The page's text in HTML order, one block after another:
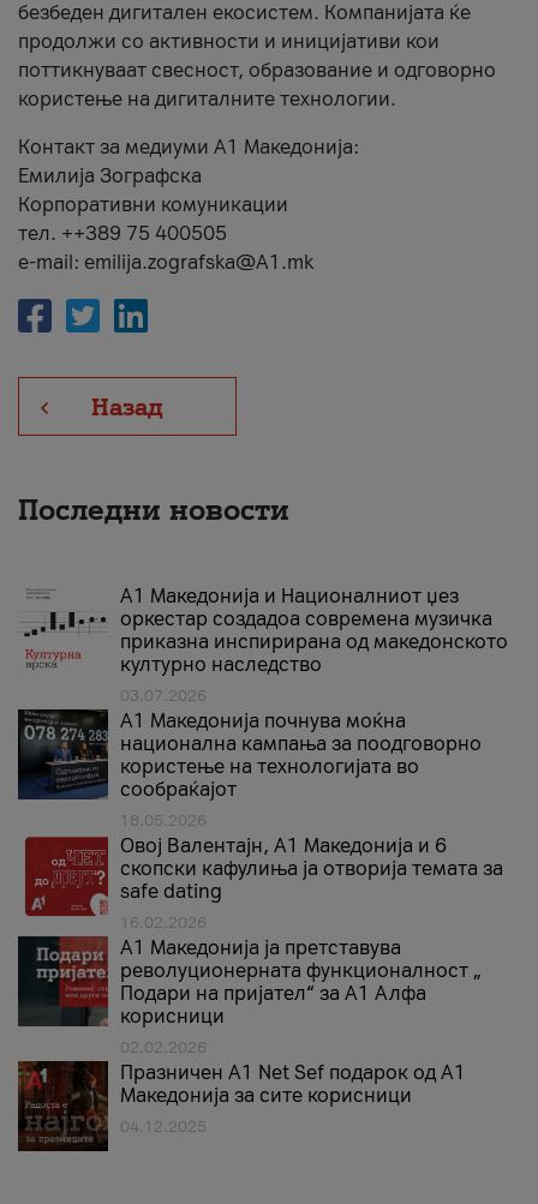
безбеден дигитален екосистем. Компанијата ќе
продолжи со активности и иницијативи кои
поттикнуваат свесност, образование и одговорно
користење на дигиталните технологии.
Контакт за медиуми А1 Македонија:
Емилија Зографска
Корпоративни комуникации
тел. ++389 75 400505
e-mail: emilija.zografska@A1.mk
Назад
Последни новости
А1 Македонија и Националниот џез
оркестар создадоа современа музичка
приказна инспирирана од македонското
културно наследство
03.07.2026
A1 Македонија почнува моќна
национална кампања за поодговорно
користење на технологијата во
сообраќајот
18.05.2026
Овој Валентајн, A1 Македонија и 6
скопски кафулиња ја отворија темата за
safe dating
16.02.2026
А1 Македонија ја претставува
револуционерната функционалност „
Подари на пријател“ за А1 Алфа
корисници
02.02.2026
Празничен A1 Net Sеf подарок од А1
Македонија за сите корисници
04.12.2025